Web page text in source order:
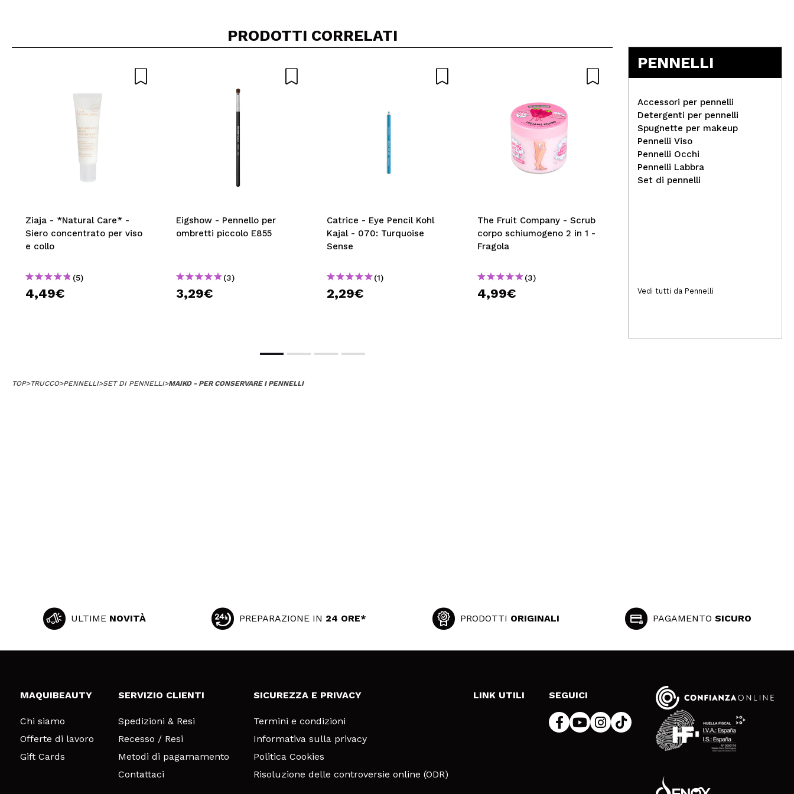
PRODOTTI CORRELATI
Ziaja - *Natural Care* -
Siero concentrato per viso
e collo
(5)
4,49€
Eigshow - Pennello per
ombretti piccolo E855
(3)
3,29€
Catrice - Eye Pencil Kohl
Kajal - 070: Turquoise
Sense
(1)
2,29€
The Fruit Company - Scrub
corpo schiumogeno 2 in 1 -
Fragola
(3)
4,99€
Claresa - Smalto
semipermanente Soak off -
04: Warmin' Fall
4,95€
PENNELLI
Accessori per pennelli
Detergenti per pennelli
Spugnette per makeup
Pennelli Viso
Pennelli Occhi
Pennelli Labbra
Set di pennelli
Vedi tutti da Pennelli
TOP>TRUCCO>PENNELLI>SET DI PENNELLI>MAIKO - PER CONSERVARE I PENNELLI
ULTIME NOVITÀ PREPARAZIONE IN 24 ORE* PRODOTTI ORIGINALI PAGAMENTO SICURO
MAQUIBEAUTY
Chi siamo
Offerte di lavoro
Gift Cards
SERVIZIO CLIENTI
Spedizioni & Resi
Recesso / Resi
Metodi di pagamamento
Contattaci
SICUREZZA E PRIVACY
Termini e condizioni
Informativa sulla privacy
Politica Cookies
Risoluzione delle controversie online (ODR)
LINK UTILI SEGUICI